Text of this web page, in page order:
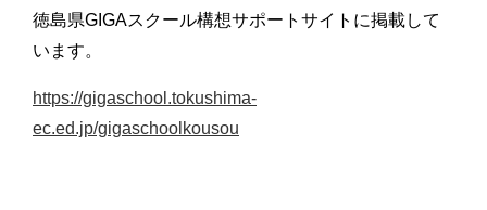
徳島県GIGAスクール構想サポートサイトに掲載して
います。
https://gigaschool.tokushima-
ec.ed.jp/gigaschoolkousou